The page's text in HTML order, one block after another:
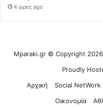
4 ώρες ago
Mparaki.gr © Copyright
Proudly
Αρχική
Social NetWork
Οικονομία